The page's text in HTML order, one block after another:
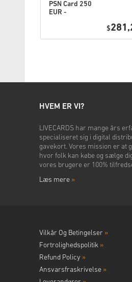
PSN Card 250
EUR -
Portugal
$
HVEM ER VI?
LIVECARDS har mange års
specialiseret sig i digital
gavekort. Vores mission er at
hvor folk kan købe og sælge
vores brugere er 100%
Læs mere »
Vilkår Og Betingelser »
Fortrolighedspolitik »
Refund Policy »
Ansvarsfraskrivelse »